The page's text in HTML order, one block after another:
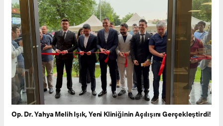
Op. Dr. Yahya Melih Işık, Yeni Kliniğinin Açılışını Gerçekleştirdi!